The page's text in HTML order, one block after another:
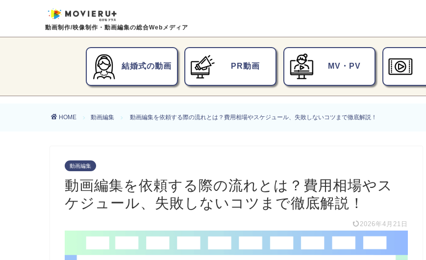
動画制作/映像制作・動画編集の総合Webメディア
結婚式の動画 PR動画 MV・PV
HOME 動画編集 動画編集を依頼する際の流れとは？費用相場やスケジュール、失敗しないコツまで徹底解説！
動画編集
動画編集を依頼する際の流れとは？費用相場やス
ケジュール、失敗しないコツまで徹底解説！
2026年4月21日